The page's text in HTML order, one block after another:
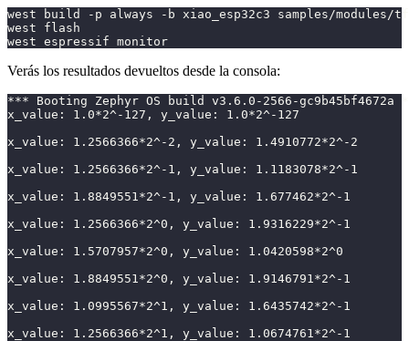
west build -p always -b xiao_esp32c3 samples/
west flash
west espressif monitor
Verás los resultados devueltos desde la consola:
*** Booting Zephyr OS build v3.6.0-2566-gc9b45bf4672a
x_value: 1.0*2^-127, y_value: 1.0*2^-127
x_value: 1.2566366*2^-2, y_value: 1.4910772*2^-2
x_value: 1.2566366*2^-1, y_value: 1.1183078*2^-1
x_value: 1.8849551*2^-1, y_value: 1.677462*2^-1
x_value: 1.2566366*2^0, y_value: 1.9316229*2^-1
x_value: 1.5707957*2^0, y_value: 1.0420598*2^0
x_value: 1.8849551*2^0, y_value: 1.9146791*2^-1
x_value: 1.0995567*2^1, y_value: 1.6435742*2^-1
x_value: 1.2566366*2^1, y_value: 1.0674761*2^-1